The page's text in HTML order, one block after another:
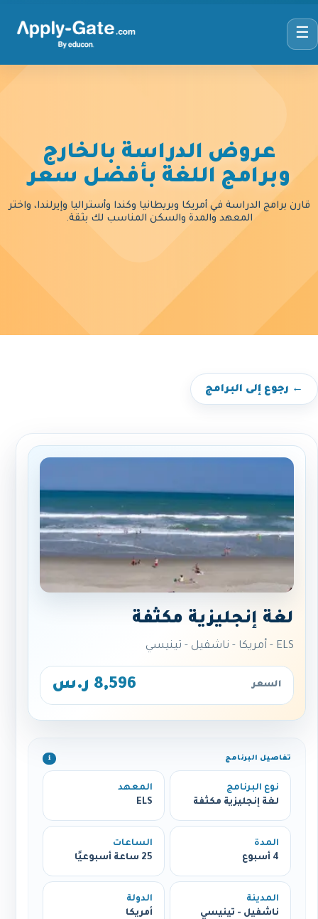
☰
عروض الدراسة بالخارج
وبرامج اللغة بأفضل سعر
قارن برامج الدراسة في أمريكا وبريطانيا وكندا وأستراليا وإيرلندا، واختر
المعهد والمدة والسكن المناسب لك بثقة.
← رجوع إلى البرامج
لغة إنجليزية مكثفة
ELS - أمريكا - ناشفيل - تينيسي
السعر 8,596 ر.س
تفاصيل البرنامج ℹ️
نوع البرنامج
لغة إنجليزية مكثفة
المعهد
ELS
المدة
4 أسبوع
الساعات
25 ساعة أسبوعيًا
المدينة
ناشفيل - تينيسي
الدولة
أمريكا